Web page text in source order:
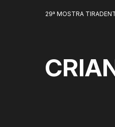
29ª MOSTRA